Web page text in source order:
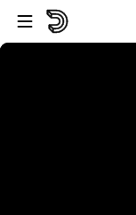
プレイヤーにスキップ
メインコンテンツに